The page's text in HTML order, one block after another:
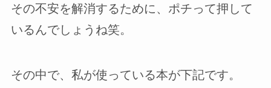
その不安を解消するために、ポチって押して
いるんでしょうね笑。
その中で、私が使っている本が下記です。